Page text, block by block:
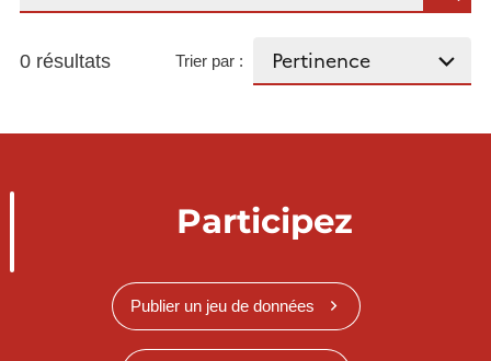
0 résultats Trier par :
Participez
Publier un jeu de données